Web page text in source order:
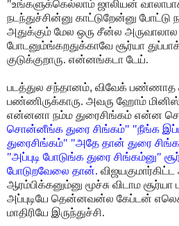
"உங்களுக்கெல்லாம் ஜாலியன்
நடந்துச்சின்னு காட்டுறேன்னு போட்டு
அதுக்கும் மேல ஒரு சீன்ல
போடனும்ங்கறதுக்காவே சூர்யா
குடுக்குறாரு. என்னங்கடா டேய்.
படத்துல சந்தானம், விவேக் பண்ணாத
பண்ணிருக்காரு. அவரு ஹோம்
என்னனா நம்ம துரைசிங்கம் என்ன
சொன்னீங்க துரை சிங்கம்" "நீங்க
துரைசிங்கம்" "அதே தான் துரை
"அப்புடி போடுங்க துரை சிங்கம்னு"
போடுறவேலை தான்.
ஆரம்பிக்கனும்னு மூச்சு விடாம சூர்யா
அப்புடியே தென்னவன்ல கேப்டன்
மாதிரியே இருந்துச்சி.